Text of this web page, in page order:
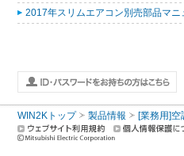
2017年スリムエアコン別売部品マ
WIN2Kトップ 製品情報 [業務用]空